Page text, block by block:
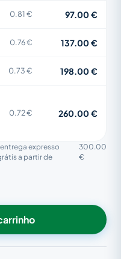
0.81 € 97.00 €
0.76 € 137.00 €
0.73 € 198.00 €
0.72 € 260.00 €
entrega expresso
a partir de
300.00
€